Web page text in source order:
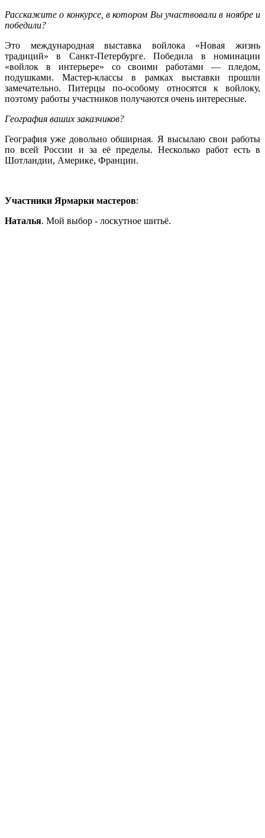
Расскажите о конкурсе, в котором Вы участвовали в ноябре и
победили?
Это международная выставка войлока «Новая жизнь
традиций» в Санкт-Петербурге. Победила в номинации
«войлок в интерьере» со своими работами — пледом,
подушками. Мастер-классы в рамках выставки прошли
замечательно. Питерцы по-особому относятся к войлоку,
поэтому работы участников получаются очень интересные.
География ваших заказчиков?
География уже довольно обширная. Я высылаю свои работы
по всей России и за её пределы. Несколько работ есть в
Шотландии, Америке, Франции.
Участники Ярмарки мастеров:
Наталья. Мой выбор - лоскутное шитьё.